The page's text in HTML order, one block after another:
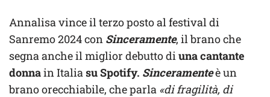
Annalisa vince il terzo posto al festival di
Sanremo 2024 con Sinceramente, il brano che
segna anche il miglior debutto di una cantante
donnain Italia su Spotify. Sinceramenteè un
brano orecchiabile, che parla «di fragilità, di